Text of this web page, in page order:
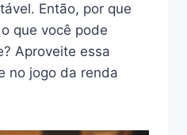
Então, por que
que você pode
Aproveite essa
no jogo da renda